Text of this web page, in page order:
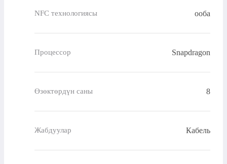
NFC технологиясы ооба
Процессор Snapdragon
Өзөктөрдүн саны 8
Жабдуулар Кабель